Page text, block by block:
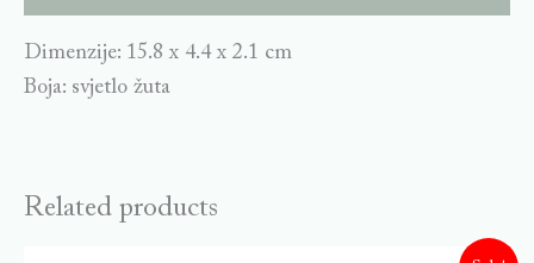
Dimenzije: 15.8 x 4.4 x 2.1 cm
Boja: svjetlo žuta
Related products